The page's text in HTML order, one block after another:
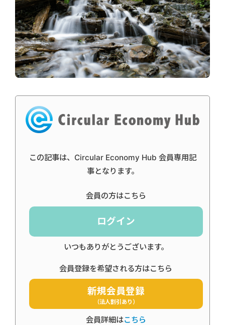
この記事は、Circular Economy Hub 会員専用記
事となります。
会員の方はこちら
ログイン
いつもありがとうございます。
会員登録を希望される方はこちら
新規会員登録
（法人割引あり）
会員詳細はこちら